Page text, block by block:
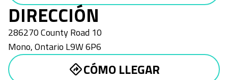
DIRECCIÓN
286270 County Road 10
Mono,Ontario L9W 6P6
CÓMO LLEGAR